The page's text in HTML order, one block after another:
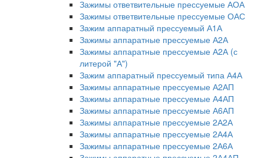
Зажимы ответвительные прессуемые АОА
Зажимы ответвительные прессуемые ОАС
Зажим аппаратный прессуемый А1А
Зажимы аппаратные прессуемые А2А
Зажимы аппаратные прессуемые А2А (с
литерой "А")
Зажим аппаратный прессуемый типа А4А
Зажимы аппаратные прессуемые А2АП
Зажимы аппаратные прессуемые А4АП
Зажимы аппаратные прессуемые А6АП
Зажимы аппаратные прессуемые 2А2А
Зажимы аппаратные прессуемые 2А4А
Зажимы аппаратные прессуемые 2А6А